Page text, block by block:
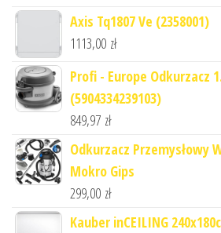
Axis Tq1807 Ve (2358001)
1113,00 zł
Profi - Europe Odkurzacz
(5904334239103)
849,97 zł
Odkurzacz Przemysłowy
Mokro Gips
299,00 zł
Kauber inCEILING